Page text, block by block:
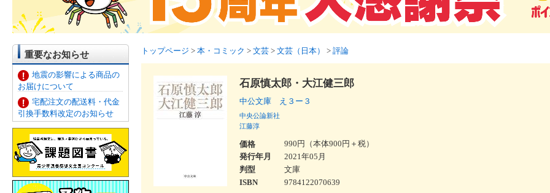
重要なお知らせ
地震の影響による商品の
お届けについて
宅配注文の配送料・代金
引換手数料改定のお知らせ
トップページ > 本・コミック > 文芸 > 文芸（日本） > 評論
石原慎太郎・大江健三郎
中公文庫 え３ー３
中央公論新社
江藤淳
価格
990円（本体900円＋税）
発行年月
2021年05月
判型
文庫
ISBN
9784122070639